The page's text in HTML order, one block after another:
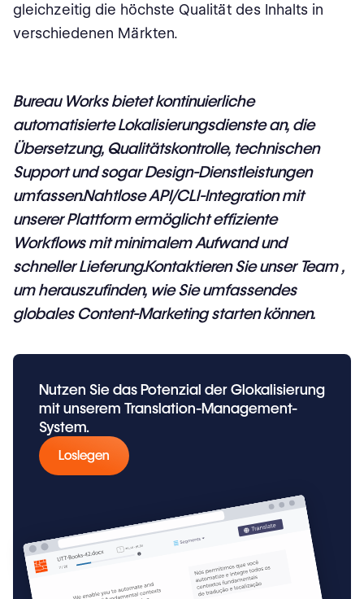
gleichzeitig die höchste Qualität des Inhalts in
verschiedenen Märkten.
Bureau Worksbietet kontinuierliche
automatisierte Lokalisierungsdienste an, die
Übersetzung, Qualitätskontrolle, technischen
Support und sogar Design-Dienstleistungen
umfassen.Nahtlose API/CLI-Integrationmit
unserer Plattform ermöglicht effiziente
Workflows mit minimalem Aufwand und
schneller Lieferung.Kontaktieren Sie unser Team,
um herauszufinden, wie Sie umfassendes
globales Content-Marketing starten können.
Nutzen Sie das Potenzial der Glokalisierung
mit unserem Translation-Management-
System.
Loslegen